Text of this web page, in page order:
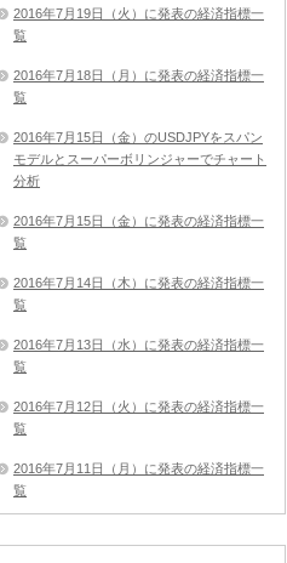
2016年7月19日（火）に発表の経済指標一
覧
2016年7月18日（月）に発表の経済指標一
覧
2016年7月15日（金）のUSDJPYをスパン
モデルとスーパーボリンジャーでチャート
分析
2016年7月15日（金）に発表の経済指標一
覧
2016年7月14日（木）に発表の経済指標一
覧
2016年7月13日（水）に発表の経済指標一
覧
2016年7月12日（火）に発表の経済指標一
覧
2016年7月11日（月）に発表の経済指標一
覧